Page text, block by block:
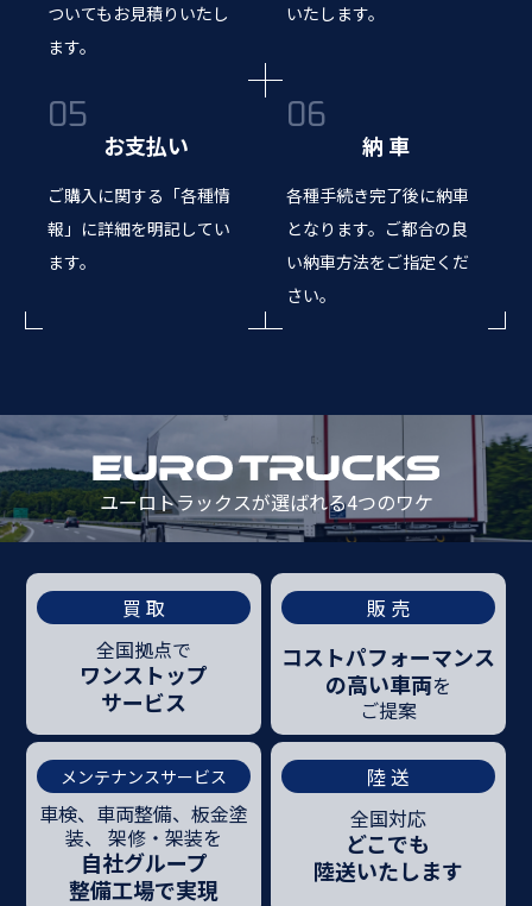
ついてもお見積りいたし
ます。
いたします。
お支払い
ご購入に関する「各種情
報」に詳細を明記してい
ます。
納 車
各種手続き完了後に納車
となります。ご都合の良
い納車方法をご指定くだ
さい。
ユーロトラックスが選ばれる4つのワケ
買 取
全国拠点で
ワンストップ
サービス
販 売
コストパフォーマンス
の高い車両を
ご提案
メンテナンスサービス
車検、車両整備、板金塗
装、架修・架装を
自社グループ
整備工場で実現
陸 送
全国対応
どこでも
陸送いたします